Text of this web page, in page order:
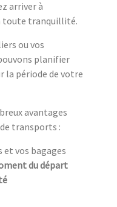
arriver à
toute tranquillité.
ou vos
planifier
la période de votre
avantages
transports :
et vos bagages
du départ